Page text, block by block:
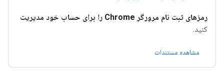
رمزهای ثبت نام مرورگر Chrome را برای حساب خود مدیریت
کنید.
مشاهده مستندات